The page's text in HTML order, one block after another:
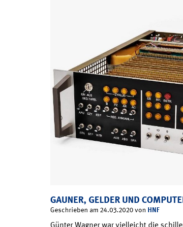
GAUNER, GELDER UND
Geschrieben am 24.03.2020 von HNF
Günter Wagner war vielleicht die